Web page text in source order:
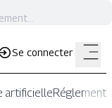
Se connecter
artificielle